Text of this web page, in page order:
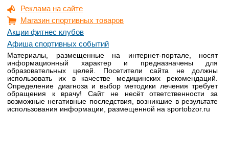
Реклама на сайте
Магазин спортивных товаров
Акции фитнес клубов
Афиша спортивных событий
Материалы, размещенные на интернет-портале, носят
информационный характер и предназначены для
образовательных целей. Посетители сайта не должны
использовать их в качестве медицинских рекомендаций.
Определение диагноза и выбор методики лечения требует
обращения к врачу! Сайт не несёт ответственности за
возможные негативные последствия, возникшие в результате
использования информации, размещенной на sportobzor.ru